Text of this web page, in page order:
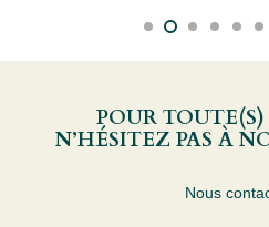
POUR
N’HÉSITEZ PAS À
Nous